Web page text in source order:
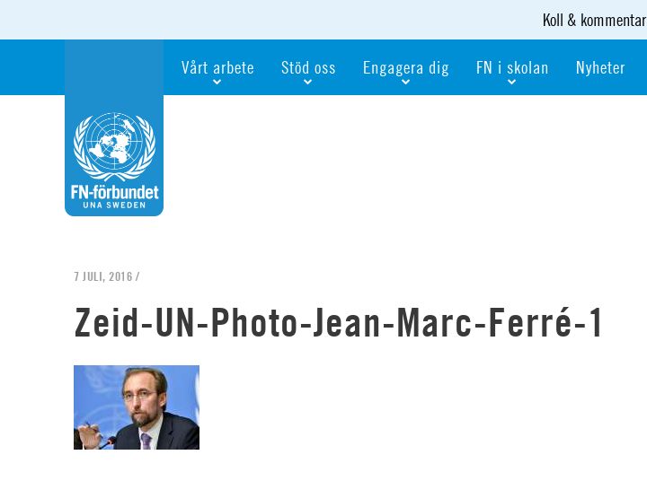
Koll & kommentar
Vårt arbete Stöd oss Engagera dig FN i skolan Nyheter
7 JULI, 2016 /
Zeid-UN-Photo-Jean-Marc-Ferré-1